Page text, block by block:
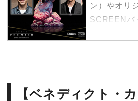
ン）やオリ
SCREENバ
シネマグッ
【ベネディクト・